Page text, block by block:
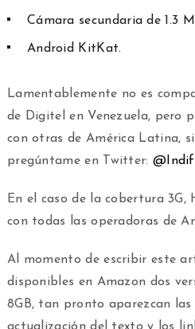
Cámara secundaria de 1.3
Android KitKat.
Lamentablemente no es
de Digitel en Venezuela, pero
con otras de América Latina,
pregúntame en Twitter:
En el caso de la cobertura
con todas las operadoras de
Al momento de escribir este
disponibles en Amazon dos
8GB, tan pronto aparezcan las